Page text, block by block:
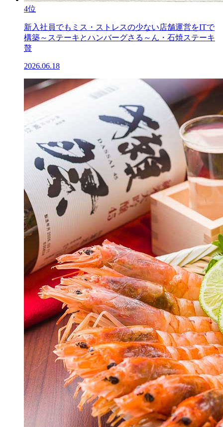
4位
新入社員でもミス・ストレスの少ない店舗運営をITで
構築～ステーキとハンバーグさる～ん・石焼ステーキ
贅
2026.06.18